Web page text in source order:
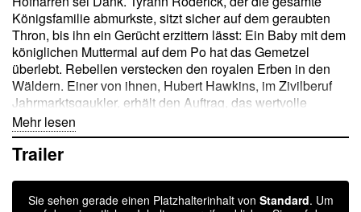
Königsfamilie abmurkste, sitzt sicher auf dem geraubten
Thron, bis ihn ein Gerücht erzittern lässt: Ein Baby mit dem
königlichen Muttermal auf dem Po hat das Gemetzel
überlebt. Rebellen verstecken den royalen Erben in den
Wäldern. Einer von ihnen, Hubert Hawkins, im Zivilberuf
Jahrmarktsgaukler, erhält den Auftrag, das wertvolle
Kleinkind vor dem Despoten in Sicherheit zu bringen. Er
schlüpft in die Rolle des Spaßmachers Giacomo und
avanciert am Hofe zum »König der Narren«. Die Pläne zur
wäre da nicht noch Lord Ravenhurst, ein Minister
Rodericks, der glaubt, in Hawkins seinen Auftragskiller vor
Mehr lesen
Trailer
Sie sehen gerade einen Platzhalterinhalt von Standard. Um